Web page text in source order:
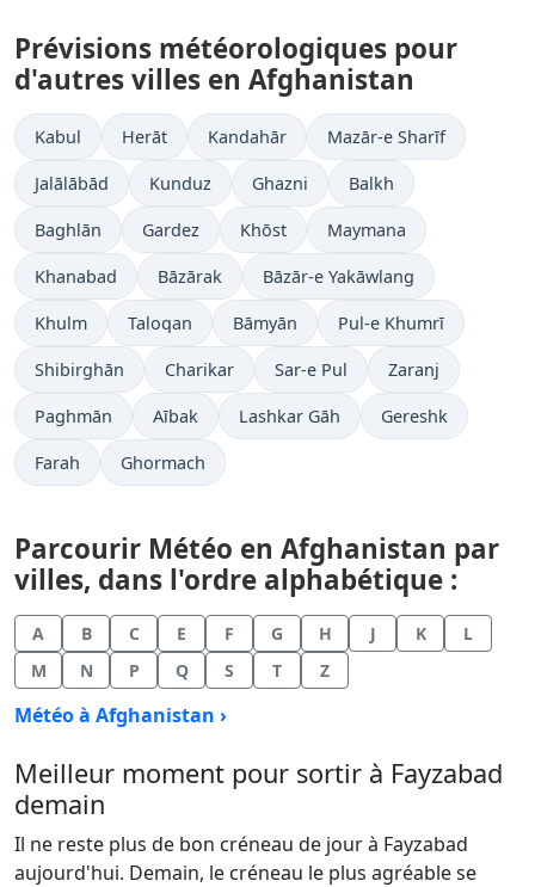
Prévisions météorologiques pour
d'autres villes en Afghanistan
Kabul Herāt Kandahār Mazār-e Sharīf
Jalālābād Kunduz Ghazni Balkh
Baghlān Gardez Khōst Maymana
Khanabad Bāzārak Bāzār-e Yakāwlang
Khulm Taloqan Bāmyān Pul-e Khumrī
Shibirghān Charikar Sar-e Pul Zaranj
Paghmān Aībak Lashkar Gāh Gereshk
Farah Ghormach
Parcourir Météo en Afghanistan par
villes, dans l'ordre alphabétique :
A B C E F G H J K
L
M
N P Q S T Z
Météo à Afghanistan ›
Meilleur moment pour sortir à Fayzabad
demain
Il ne reste plus de bon créneau de jour à Fayzabad
aujourd'hui. Demain, le créneau le plus agréable se